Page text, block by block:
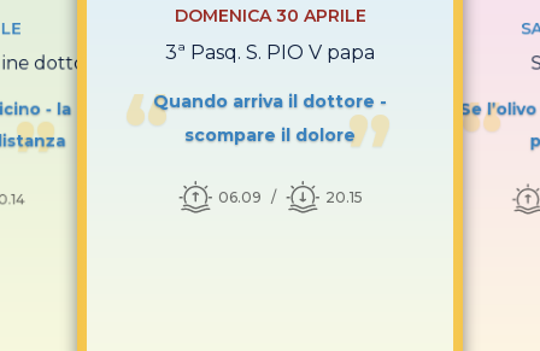
dottore
- la
DOMENICA 30 APRILE
3ª Pasq. S. PIO V papa
Quando arriva il dottore -
scompare il dolore
06.09 20.15
Se